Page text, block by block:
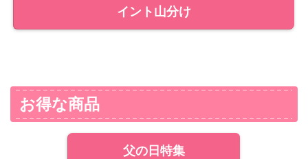
イント山分け
お得な商品
父の日特集